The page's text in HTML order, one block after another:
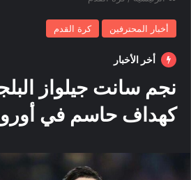
أخبار المحترفين كرة القدم
أخر الأخبار
نجم سانت جيلواز
كهداف حاسم في